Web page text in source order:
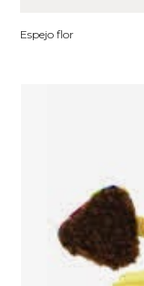
Espejo flor